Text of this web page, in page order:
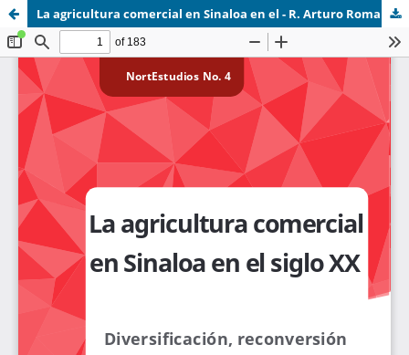
La agricultura comercial en Sinaloa en el - R. Arturo Roman Alarcon y Arturo Carrillo .pdf